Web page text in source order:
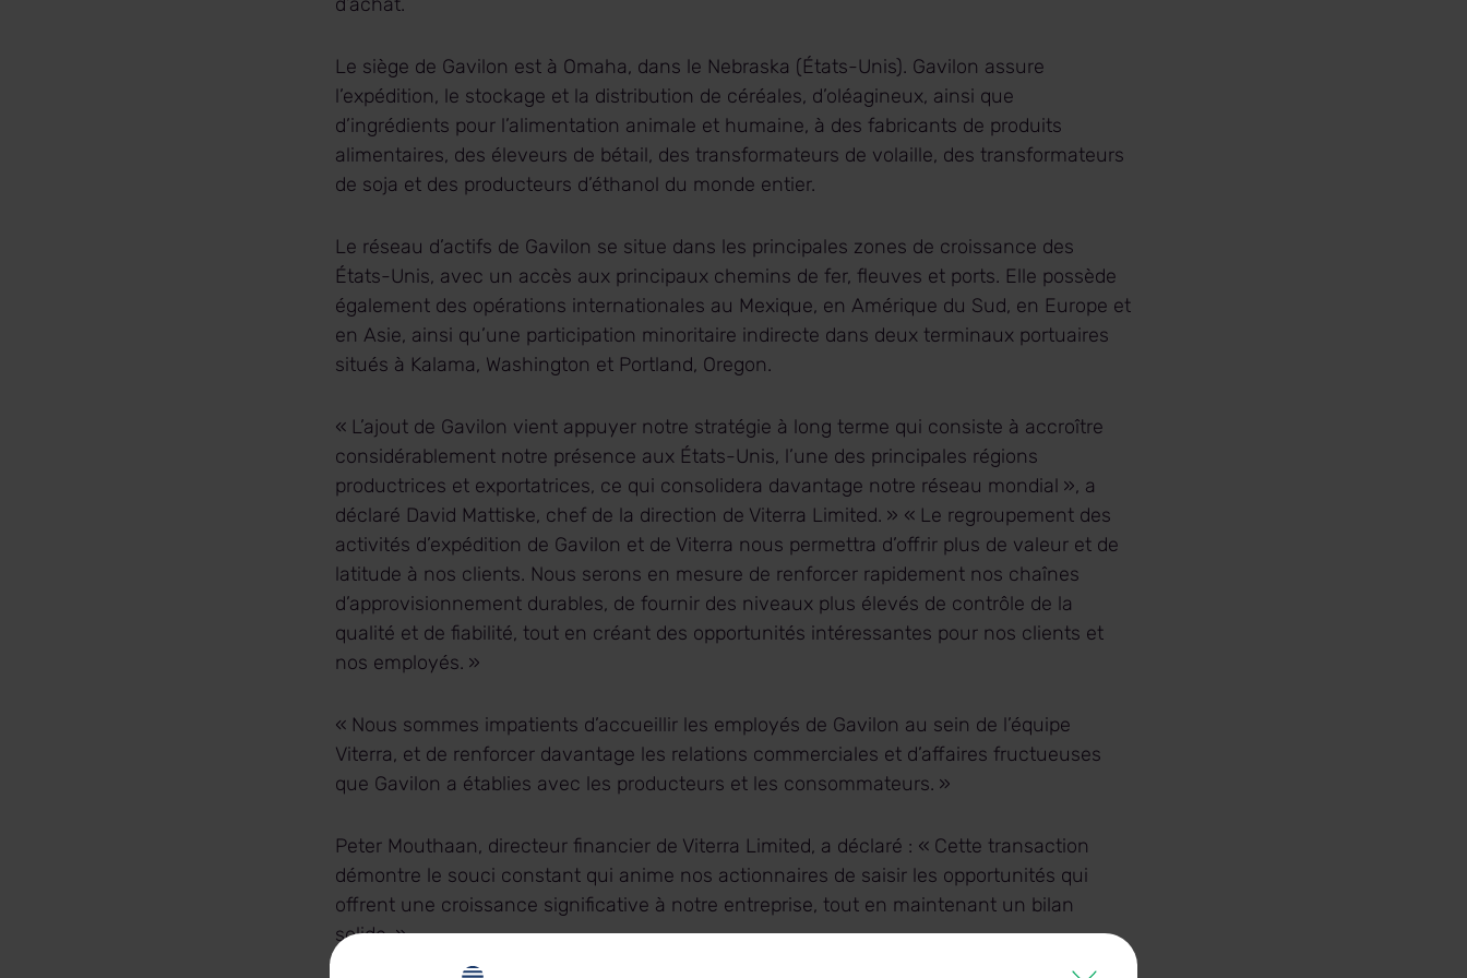
Le siège de Gavilon est à Omaha, dans le Nebraska (États-Unis). Gavilon assure
l’expédition, le stockage et la distribution de céréales, d’oléagineux, ainsi que
d’ingrédients pour l’alimentation animale et humaine, à des fabricants de produits
alimentaires, des éleveurs de bétail, des transformateurs de volaille, des transformateurs
de soja et des producteurs d’éthanol du monde entier.
Le réseau d’actifs de Gavilon se situe dans les principales zones de croissance des
États-Unis, avec un accès aux principaux chemins de fer, fleuves et ports. Elle possède
également des opérations internationales au Mexique, en Amérique du Sud, en Europe et
en Asie, ainsi qu’une participation minoritaire indirecte dans deux terminaux portuaires
situés à Kalama, Washington et Portland, Oregon.
« L’ajout de Gavilon vient appuyer notre stratégie à long terme qui consiste à accroître
considérablement notre présence aux États-Unis, l’une des principales régions
productrices et exportatrices, ce qui consolidera davantage notre réseau mondial », a
déclaré David Mattiske, chef de la direction de Viterra Limited. » « Le regroupement des
activités d’expédition de Gavilon et de Viterra nous permettra d’offrir plus de valeur et de
latitude à nos clients. Nous serons en mesure de renforcer rapidement nos chaînes
d’approvisionnement durables, de fournir des niveaux plus élevés de contrôle de la
qualité et de fiabilité, tout en créant des opportunités intéressantes pour nos clients et
nos employés. »
« Nous sommes impatients d’accueillir les employés de Gavilon au sein de l’équipe
Viterra, et de renforcer davantage les relations commerciales et d’affaires fructueuses
que Gavilon a établies avec les producteurs et les consommateurs. »
Peter Mouthaan, directeur financier de Viterra Limited, a déclaré : « Cette transaction
démontre le souci constant qui anime nos actionnaires de saisir les opportunités qui
offrent une croissance significative à notre entreprise, tout en maintenant un bilan
solide. »